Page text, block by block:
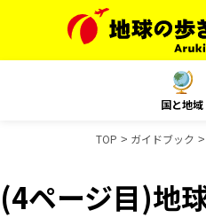
国と地域
TOP ガイドブック
(4ページ目)地